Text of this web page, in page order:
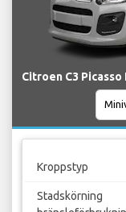
Citroen C3
Kroppstyp
Stadskörning